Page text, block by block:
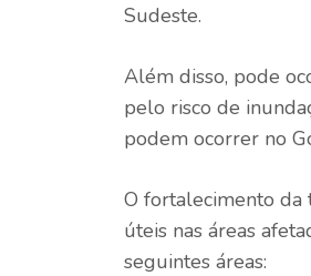
Sudeste.
Além disso, pode
pelo risco de
podem ocorrer no
O fortalecimento da
úteis nas áreas
seguintes áreas: